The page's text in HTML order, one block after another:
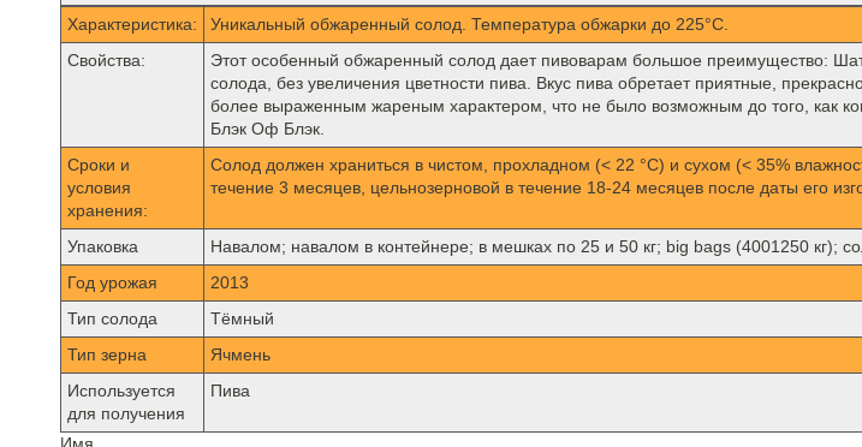
Характеристика:
Уникальный обжаренный солод. Температура обжарки до 225°C.
Свойства:
Этот особенный обжаренный солод дает пивоварам большое преимущество:
солода, без увеличения цветности пива. Вкус пива обретает приятные,
более выраженным жареным характером, что не было возможным до того, как
Блэк Оф Блэк.
Сроки и
условия
хранения:
Солод должен храниться в чистом, прохладном (< 22 °C) и сухом (< 35%
течение 3 месяцев, цельнозерновой в течение 18-24 месяцев после даты его
Упаковка
Навалом; навалом в контейнере; в мешках по 25 и 50 кг; big bags (4001250 кг);
Год урожая
2013
Тип солода
Тёмный
Тип зерна
Ячмень
Используется
для получения
Пива